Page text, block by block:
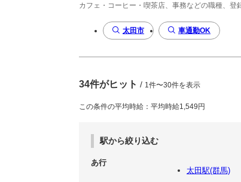
カフェ・コーヒー・喫茶店、事務などの職種、登
太田市 車通勤OK
34件がヒット / 1件〜30件を表示
この条件の平均時給：平均時給1,549円
駅から絞り込む
あ行
太田駅(群馬)